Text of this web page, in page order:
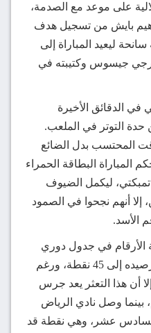
الهلالية على موعد مع الصدمة،
بايش من تسجيل هدف
ليعيد المباراة إلى
جيسوس وكتيبته في
في الدقائق الأخيرة
التوتر في الملعب.
المحتسب بدل الضائع
حكم المباراة البطاقة الحمراء
ليكمل الضيوف
إلا أنهم نجحوا في الصمود
الأسد.
الأرقام في جدول دوري
روشن، حيث رفع نادي الهلال رصيده إلى 45 نقطة، ورغم
أن هذا التعثر يعد جرس
بينما وصل نادي الرياض
المركز السادس عشر، وهي نقطة قد